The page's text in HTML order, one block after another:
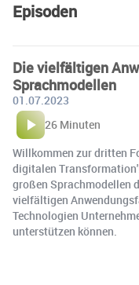
Episoden
Die vielfältigen
Sprachmodellen
01.07.2023
26 Minuten
Willkommen zur dritten
digitalen
großen Sprachmodellen
vielfältigen
Technologien
unterstützen können.